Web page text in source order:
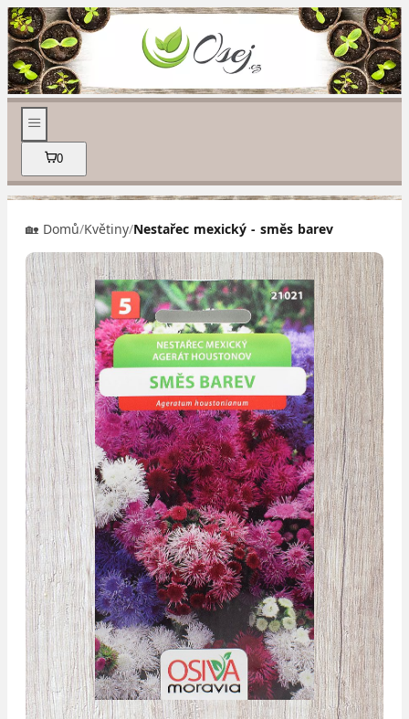
0
🏡 Domů/Květiny/Nestařec mexický - směs barev